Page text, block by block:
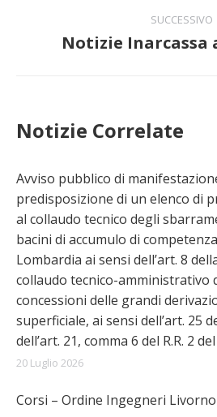
post
SUCCESSIVO
Notizie Inarcassa
Notizie Correlate
Avviso pubblico di
predisposizione di un elenco di
al collaudo tecnico degli
bacini di accumulo di
Lombardia ai sensi dell’art. 8
collaudo tecnico-amministrativo
concessioni delle grandi
superficiale, ai sensi dell’art. 25
dell’art. 21, comma 6 del R.R. 2
20 Luglio 2026
Corsi – Ordine Ingegneri Livorno